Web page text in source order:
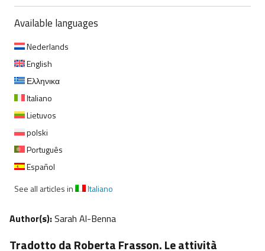
Available languages
Nederlands
English
Ελληνικα
Italiano
Lietuvos
polski
Português
Español
See all articles in
Italiano
Author(s):Sarah Al-Benna
Tradotto da Roberta Frasson. Le attività